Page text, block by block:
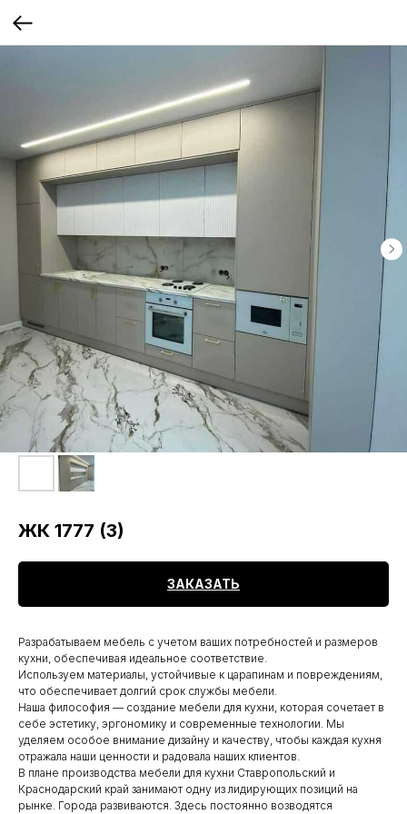
ЖК 1777 (3)
ЗАКАЗАТЬ
Разрабатываем мебель с учетом ваших потребностей и размеров
кухни, обеспечивая идеальное соответствие.
Используем материалы, устойчивые к царапинам и повреждениям,
что обеспечивает долгий срок службы мебели.
Наша философия — создание мебели для кухни, которая сочетает в
себе эстетику, эргономику и современные технологии. Мы
уделяем особое внимание дизайну и качеству, чтобы каждая кухня
отражала наши ценности и радовала наших клиентов.
В плане производства мебели для кухни Ставропольский и
Краснодарский край занимают одну из лидирующих позиций на
рынке. Города развиваются. Здесь постоянно возводятся